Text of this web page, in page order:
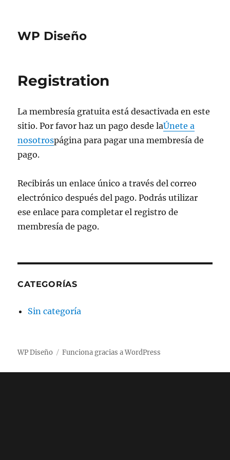
WP Diseño
Registration
La membresía gratuita está desactivada en este
sitio. Por favor haz un pago desde laÚnete a
nosotrospágina para pagar una membresía de
pago.
Recibirás un enlace único a través del correo
electrónico después del pago. Podrás utilizar
ese enlace para completar el registro de
membresía de pago.
CATEGORÍAS
Sin categoría
WP Diseño Funciona gracias a WordPress